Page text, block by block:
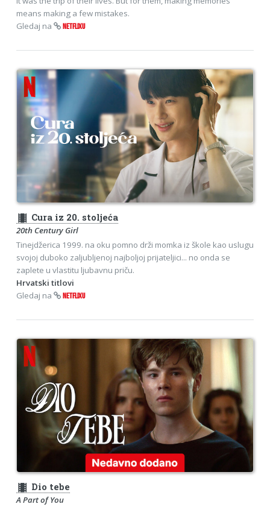
means making a few mistakes.
Gledaj na
NETFLIXU
theaters Cura iz 20. stoljeća
20th Century Girl
Tinejdžerica 1999. na oku pomno drži momka iz škole kao uslugu
svojoj duboko zaljubljenoj najboljoj prijateljici... no onda se
zaplete u vlastitu ljubavnu priču.
Hrvatski titlovi
Gledaj na
NETFLIXU
theaters Dio tebe
A Part of You